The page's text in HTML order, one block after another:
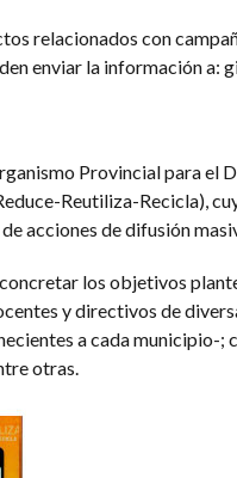
relacionados con
enviar la información a:
Provincial para el
Reutiliza-Recicla),
acciones de difusión
los objetivos
y directivos de
a cada municipio-;
otras.